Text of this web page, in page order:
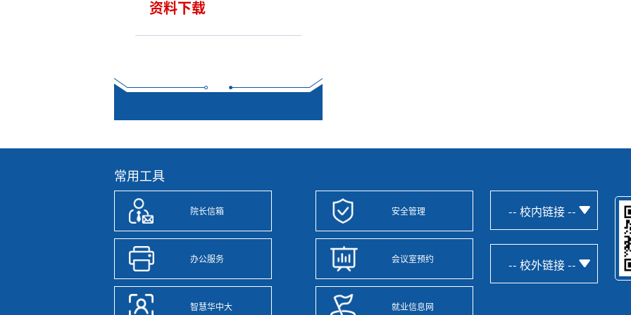
资料下载
常用工具
院长信箱 安全管理
办公服务 会议室预约
智慧华中大 就业信息网
-- 校内链接 --
-- 校外链接 --